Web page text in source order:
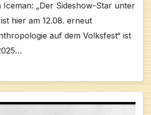
Iceman: „Der Sideshow-Star unter
hier am 12.08. erneut
auf dem Volksfest“ ist